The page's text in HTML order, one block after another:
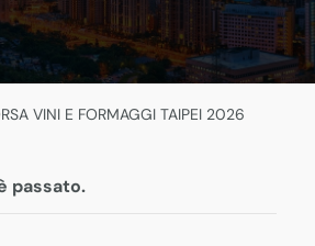
VINI E FORMAGGI TAIPEI 2026
passato.